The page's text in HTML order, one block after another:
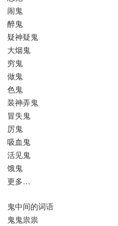
闹鬼
醉鬼
疑神疑鬼
大烟鬼
穷鬼
做鬼
色鬼
装神弄鬼
冒失鬼
厉鬼
吸血鬼
活见鬼
饿鬼
更多…
鬼中间的词语
鬼鬼祟祟